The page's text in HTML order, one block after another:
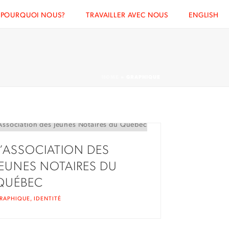
POURQUOI NOUS? TRAVAILLER AVEC NOUS ENGLISH
DES
NOTAIRES DU
, IDENTITÉ